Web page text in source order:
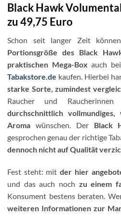
Black Hawk
zu 49,75 Euro
Schon seit langer Zeit
Portionsgröße des Black
praktischen Mega-Boxauch
Tabakstore.de kaufen. Hierbei
starke Sorte, zumindest
Raucher und
durchschnittlich
Aroma wünschen. Der Black
gesprochen genau der richtige
dennoch nicht auf Qualität
Fest steht: mitder hier
und das auch noch zu einem
Konsument bestens beraten.
weiteren Informationen zur